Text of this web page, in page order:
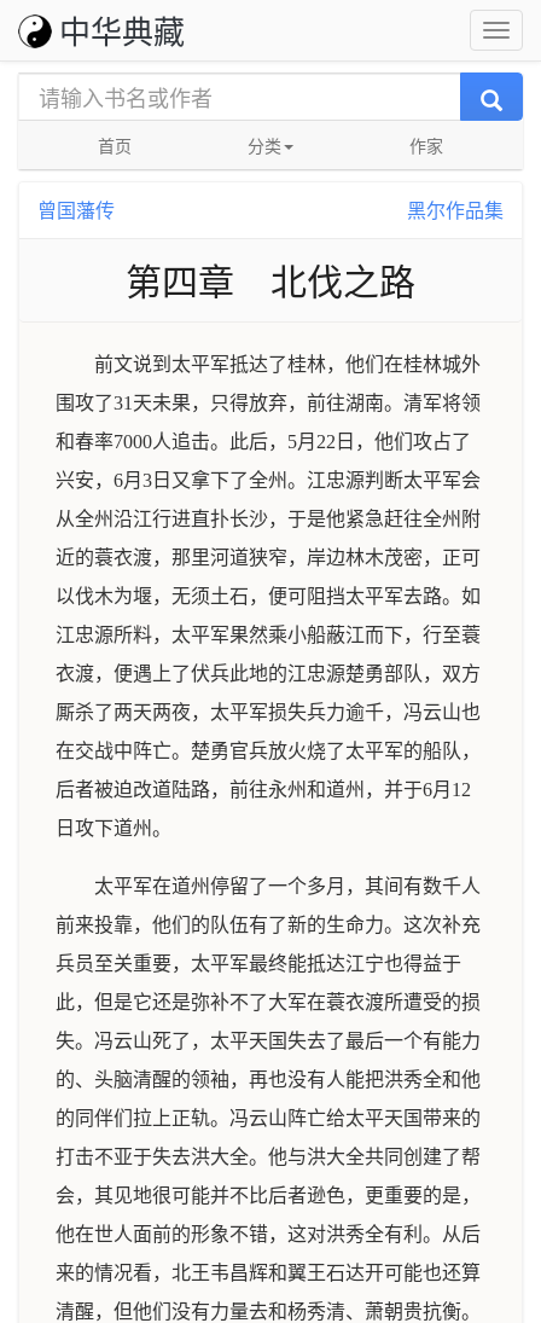
中华典藏
首页 分类 作家
曾国藩传 黑尔作品集
第四章 北伐之路
前文说到太平军抵达了桂林，他们在桂林城外
围攻了31天未果，只得放弃，前往湖南。清军将领
和春率7000人追击。此后，5月22日，他们攻占了
兴安，6月3日又拿下了全州。江忠源判断太平军会
从全州沿江行进直扑长沙，于是他紧急赶往全州附
近的蓑衣渡，那里河道狭窄，岸边林木茂密，正可
以伐木为堰，无须土石，便可阻挡太平军去路。如
江忠源所料，太平军果然乘小船蔽江而下，行至蓑
衣渡，便遇上了伏兵此地的江忠源楚勇部队，双方
厮杀了两天两夜，太平军损失兵力逾千，冯云山也
在交战中阵亡。楚勇官兵放火烧了太平军的船队，
后者被迫改道陆路，前往永州和道州，并于6月12
日攻下道州。
太平军在道州停留了一个多月，其间有数千人
前来投靠，他们的队伍有了新的生命力。这次补充
兵员至关重要，太平军最终能抵达江宁也得益于
此，但是它还是弥补不了大军在蓑衣渡所遭受的损
失。冯云山死了，太平天国失去了最后一个有能力
的、头脑清醒的领袖，再也没有人能把洪秀全和他
的同伴们拉上正轨。冯云山阵亡给太平天国带来的
打击不亚于失去洪大全。他与洪大全共同创建了帮
会，其见地很可能并不比后者逊色，更重要的是，
他在世人面前的形象不错，这对洪秀全有利。从后
来的情况看，北王韦昌辉和翼王石达开可能也还算
清醒，但他们没有力量去和杨秀清、萧朝贵抗衡。